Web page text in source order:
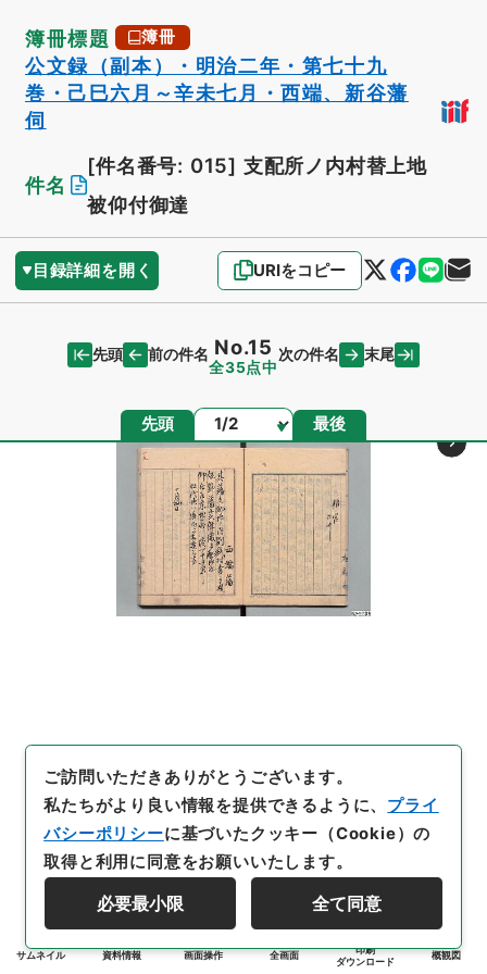
簿冊標題 簿冊
公文録（副本）・明治二年・第七十九
巻・己巳六月～辛未七月・西端、新谷藩
伺
件名
[件名番号: 015] 支配所ノ内村替上地
被仰付御達
目録詳細を開く URIをコピー
先頭 前の件名 No.15
全35点中
次の件名 末尾
先頭 ページ 最後
サムネイル 資料情報 画面操作 全画面
印刷
ダウンロード
概観図
ご訪問いただきありがとうございます。
私たちがより良い情報を提供できるように、 プライ
バシーポリシーに基づいたクッキー（Cookie）の
取得と利用に同意をお願いいたします。
必要最小限 全て同意